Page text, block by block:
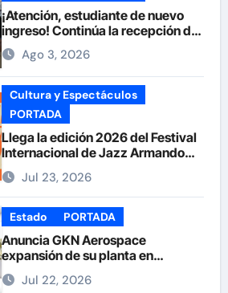
¡Atención, estudiante de nuevo
ingreso! Continúa la recepción de
documentos en la UACH.
Ago 3, 2026
Cultura y Espectáculos
PORTADA
Llega la edición 2026 del Festival
Internacional de Jazz Armando
Nuñez
Jul 23, 2026
Estado PORTADA
Anuncia GKN Aerospace
expansión de su planta en
Chihuahua
Jul 22, 2026